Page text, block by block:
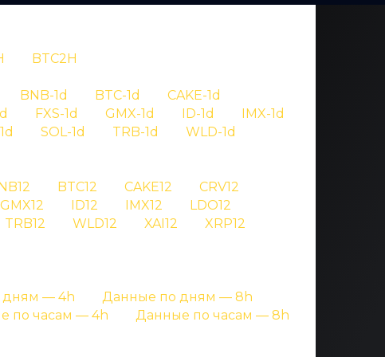
BTC2H
BNB-1d BTC-1d
CAKE-1d
FXS-1d GMX-1d ID-1d
IMX-1d
SOL-1d TRB-1d
WLD-1d
BTC12 CAKE12
CRV12
GMX12 ID12 IMX12
LDO12
TRB12 WLD12 XAI12
XRP12
дням — 4h
Данные по дням — 8h
по часам — 4h
Данные по часам — 8h
bifi
с подробными данными